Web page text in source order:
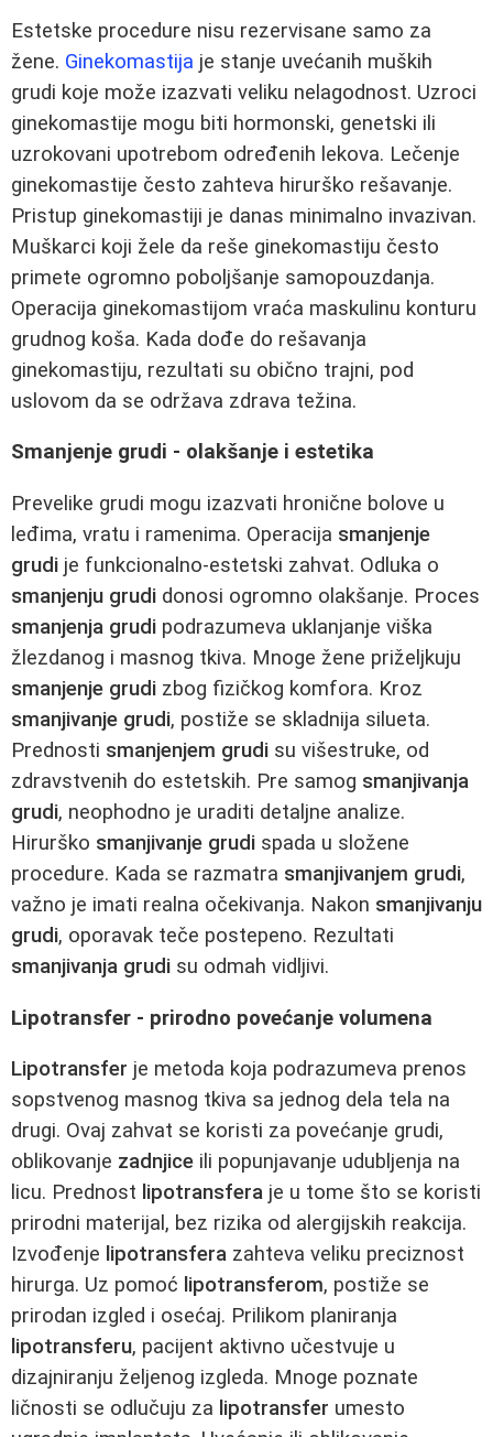
Estetske procedure nisu rezervisane samo za
žene. Ginekomastija je stanje uvećanih muških
grudi koje može izazvati veliku nelagodnost. Uzroci
ginekomastije mogu biti hormonski, genetski ili
uzrokovani upotrebom određenih lekova. Lečenje
ginekomastije često zahteva hirurško rešavanje.
Pristup ginekomastiji je danas minimalno invazivan.
Muškarci koji žele da reše ginekomastiju često
primete ogromno poboljšanje samopouzdanja.
Operacija ginekomastijom vraća maskulinu konturu
grudnog koša. Kada dođe do rešavanja
ginekomastiju, rezultati su obično trajni, pod
uslovom da se održava zdrava težina.
Smanjenje grudi - olakšanje i estetika
Prevelike grudi mogu izazvati hronične bolove u
leđima, vratu i ramenima. Operacija smanjenje
grudi je funkcionalno-estetski zahvat. Odluka o
smanjenju grudi donosi ogromno olakšanje. Proces
smanjenja grudi podrazumeva uklanjanje viška
žlezdanog i masnog tkiva. Mnoge žene priželjkuju
smanjenje grudi zbog fizičkog komfora. Kroz
smanjivanje grudi, postiže se skladnija silueta.
Prednosti smanjenjem grudi su višestruke, od
zdravstvenih do estetskih. Pre samog smanjivanja
grudi, neophodno je uraditi detaljne analize.
Hirurško smanjivanje grudi spada u složene
procedure. Kada se razmatra smanjivanjem grudi,
važno je imati realna očekivanja. Nakon smanjivanju
grudi, oporavak teče postepeno. Rezultati
smanjivanja grudi su odmah vidljivi.
Lipotransfer - prirodno povećanje volumena
Lipotransfer je metoda koja podrazumeva prenos
sopstvenog masnog tkiva sa jednog dela tela na
drugi. Ovaj zahvat se koristi za povećanje grudi,
oblikovanje zadnjice ili popunjavanje udubljenja na
licu. Prednost lipotransfera je u tome što se koristi
prirodni materijal, bez rizika od alergijskih reakcija.
Izvođenje lipotransfera zahteva veliku preciznost
hirurga. Uz pomoć lipotransferom, postiže se
prirodan izgled i osećaj. Prilikom planiranja
lipotransferu, pacijent aktivno učestvuje u
dizajniranju željenog izgleda. Mnoge poznate
ličnosti se odlučuju za lipotransfer umesto